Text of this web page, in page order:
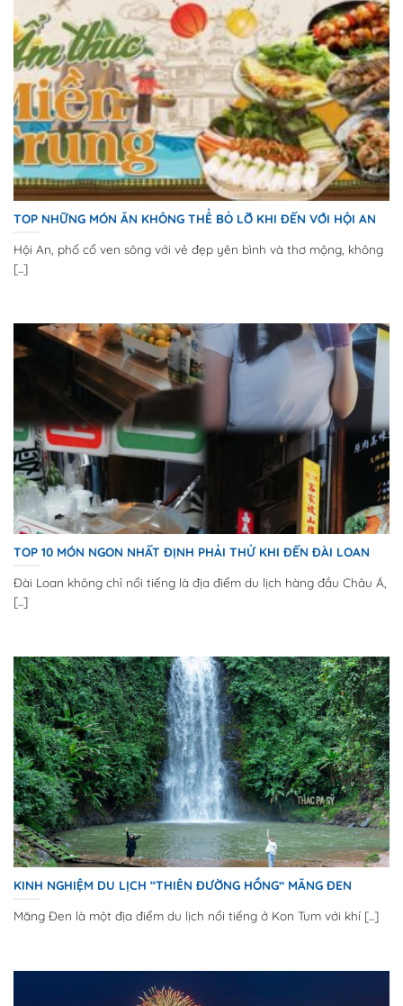
TOP NHỮNG MÓN ĂN KHÔNG THỂ BỎ LỠ KHI ĐẾN VỚI HỘI AN
Hội An, phố cổ ven sông với vẻ đẹp yên bình và thơ mộng, không
[...]
TOP 10 MÓN NGON NHẤT ĐỊNH PHẢI THỬ KHI ĐẾN ĐÀI LOAN
Đài Loan không chỉ nổi tiếng là địa điểm du lịch hàng đầu Châu Á,
[...]
KINH NGHIỆM DU LỊCH “THIÊN ĐƯỜNG HỒNG” MĂNG ĐEN
Măng Đen là một địa điểm du lịch nổi tiếng ở Kon Tum với khí [...]